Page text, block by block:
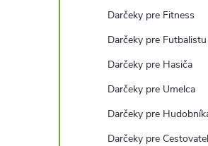
Darčeky pre Fitness
Darčeky pre Futbalistu
Darčeky pre Hasiča
Darčeky pre Umelca
Darčeky pre
Darčeky pre